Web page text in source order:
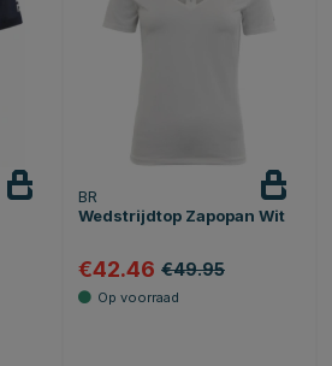
BR
Wedstrijdtop Zapopan Wit
€42.46 €49.95